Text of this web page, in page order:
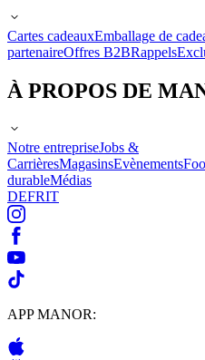
Cartes cadeauxEmballage de
partenaireOffres B2BRappels
À PROPOS DE
Notre entrepriseJobs &
CarrièresMagasinsEvènements
durableMédias
DEFRIT
APP MANOR: